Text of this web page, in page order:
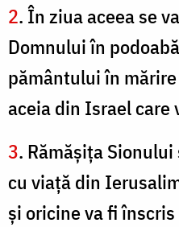
2. În ziua aceea se
Domnului în
pământului în
aceia din Israel care
3. Rămăşiţa
cu viaţă din
şi oricine va fi